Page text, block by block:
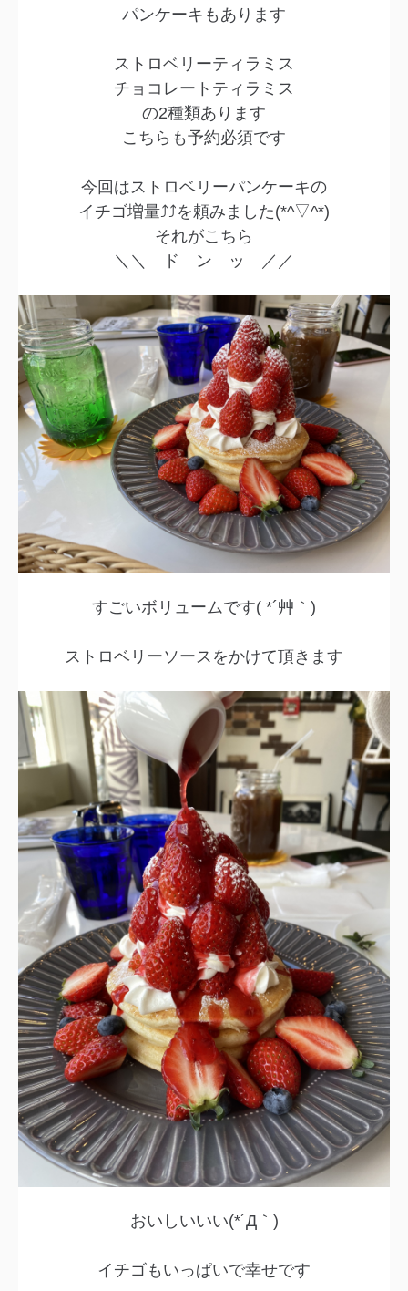
パンケーキもあります
ストロベリーティラミス
チョコレートティラミス
の2種類あります
こちらも予約必須です
今回はストロベリーパンケーキの
イチゴ増量⤴⤴を頼みました(*^▽^*)
それがこちら
＼＼ ド ン ッ ／／
すごいボリュームです( *´艸｀)
ストロベリーソースをかけて頂きます
おいしいいい(*´Д｀)
イチゴもいっぱいで幸せです